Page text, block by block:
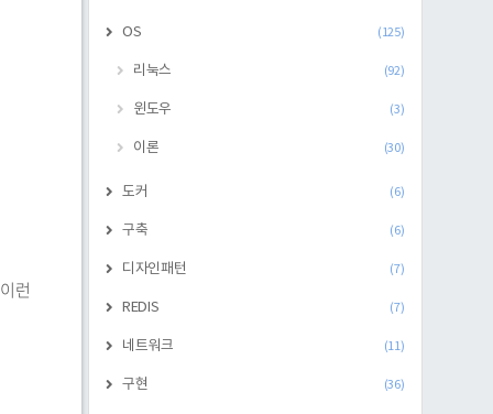
런
OS (125)
리눅스 (92)
윈도우 (3)
이론 (30)
도커 (6)
구축 (6)
디자인패턴 (7)
REDIS (7)
네트워크 (11)
구현 (36)